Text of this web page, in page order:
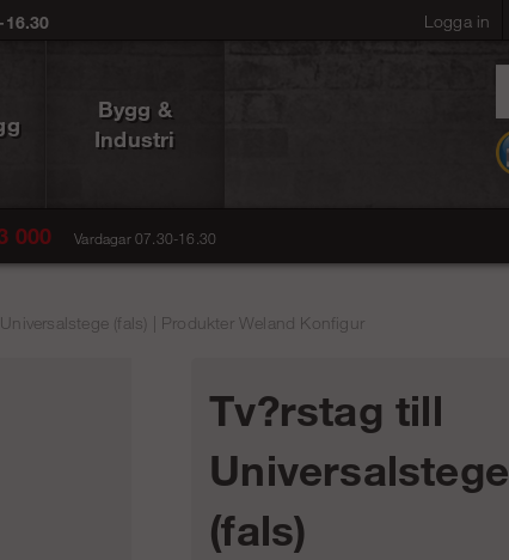
16.30 Logga in
Bygg &
Industri
000 Vardagar 07.30-16.30
(fals) | Produkter Weland Konfigur
Tv?rstag till
Universalstege
(fals)